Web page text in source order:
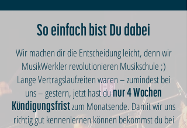
So einfach bist Du dabei
Wir machen dir die Entscheidung leicht, denn wir
MusikWerkler revolutionieren Musikschule ;)
Lange Vertragslaufzeiten waren – zumindest bei
uns – gestern, jetzt hast dunur 4 Wochen
Kündigungsfristzum Monatsende. Damit wir uns
richtig gut kennenlernen können bekommst du bei